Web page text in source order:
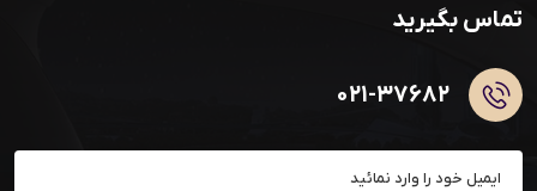
تماس بگیرید
۰۲۱-۳۷۶۸۲